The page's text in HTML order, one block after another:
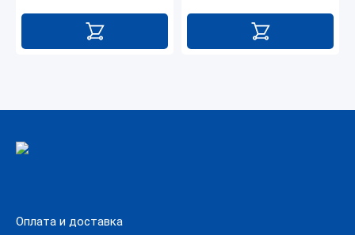
Оплата и доставка